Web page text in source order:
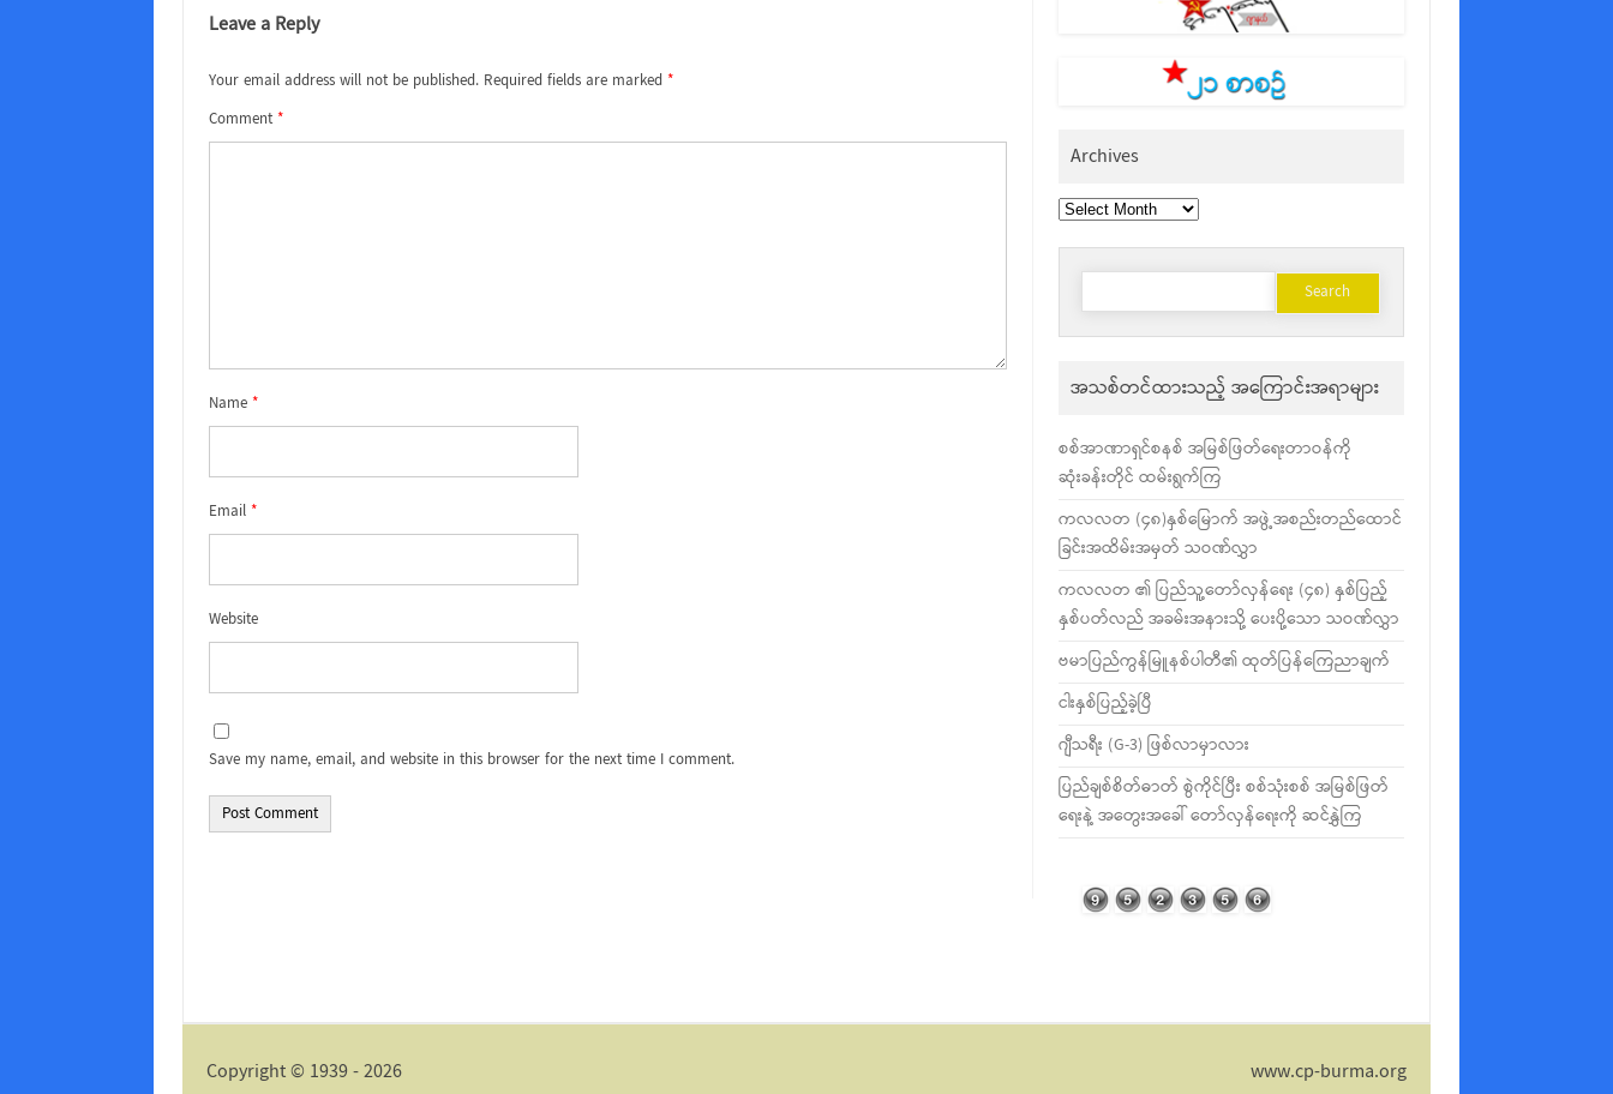
Leave a Reply
Your email address will not be published. Required fields are marked*
Comment*
Name*
Email*
Website
Save my name, email, and website in this browser for the next time I comment.
Archives
Archives
Search
အသစ်တင်ထားသည့် အကြောင်းအရာများ
စစ်အာဏာရှင်စနစ် အမြစ်ဖြတ်ရေးတာဝန်ကို
ဆုံးခန်းတိုင် ထမ်းရွက်ကြ
ကလလတ (၄၈)နှစ်မြောက် အဖွဲ့အစည်းတည်ထောင်
ခြင်းအထိမ်းအမှတ် သဝဏ်လွှာ
ကလလတ ၏ ပြည်သူ့တော်လှန်ရေး (၄၈) နှစ်ပြည့်
နှစ်ပတ်လည် အခမ်းအနားသို့ ပေးပို့သော သဝဏ်လွှာ
ဗမာပြည်ကွန်မြူနစ်ပါတီ၏ ထုတ်ပြန်ကြေညာချက်
ငါးနှစ်ပြည့်ခဲ့ပြီ
ဂျီသရီး (G-3) ဖြစ်လာမှာလား
ပြည်ချစ်စိတ်ဓာတ် စွဲကိုင်ပြီး စစ်သုံးစစ် အမြစ်ဖြတ်
ရေးနဲ့ အတွေးအခေါ် တော်လှန်ရေးကို ဆင်နွှဲကြ
Copyright © 1939 - 2026 www.cp-burma.org